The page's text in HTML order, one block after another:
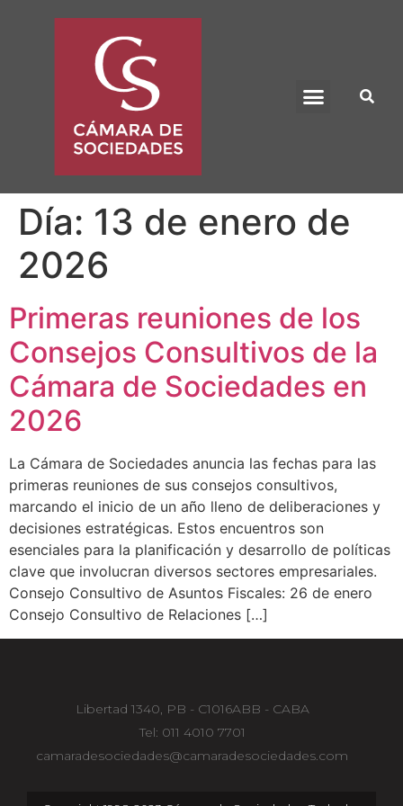
Día: 13 de enero de
2026
Primeras reuniones de los
Consejos Consultivos de la
Cámara de Sociedades en
2026
La Cámara de Sociedades anuncia las fechas para las
primeras reuniones de sus consejos consultivos,
marcando el inicio de un año lleno de deliberaciones y
decisiones estratégicas. Estos encuentros son
esenciales para la planificación y desarrollo de políticas
clave que involucran diversos sectores empresariales.
Consejo Consultivo de Asuntos Fiscales: 26 de enero
Consejo Consultivo de Relaciones […]
Libertad 1340, PB - C1016ABB - CABA
Tel: 011 4010 7701
camaradesociedades@camaradesociedades.com